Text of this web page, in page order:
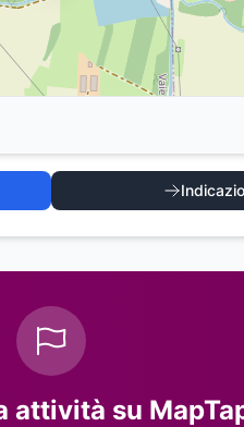
attività su